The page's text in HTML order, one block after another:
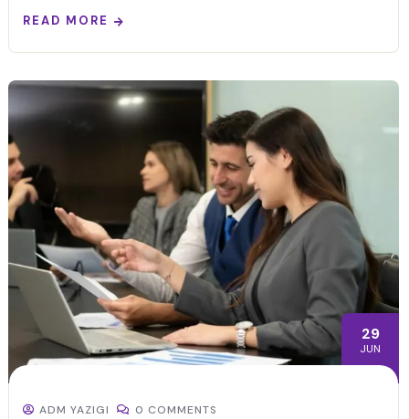
READ MORE
29
JUN
ADM YAZIGI 0 COMMENTS